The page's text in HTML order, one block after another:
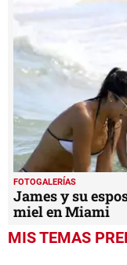
FOTOGALERÍAS
James y su
miel en Miami
MIS TEMAS